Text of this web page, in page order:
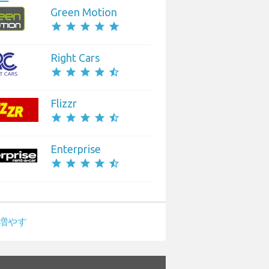
Green Motion
star star star star star
Right Cars
star star star star star_half
Flizzr
star star star star star_half
Enterprise
star star star star star_half
やす